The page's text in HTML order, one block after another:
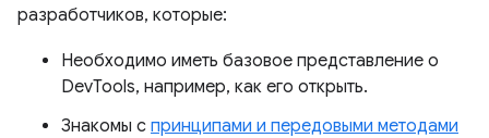
разработчиков, которые:
Необходимо иметь базовое представление о
DevTools, например, как его открыть.
Знакомы с принципами и передовыми методами